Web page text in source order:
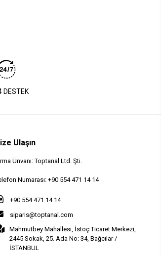
DESTEK
Ulaşın
Ünvanı: Toptanal Ltd. Şti.
Numarası: +90 554 471 14 14
+90 554 471 14 14
siparis@toptanal.com
Mahmutbey Mahallesi, İstoç Ticaret Merkezi,
2445 Sokak, 25. Ada No: 34, Bağcılar /
İSTANBUL